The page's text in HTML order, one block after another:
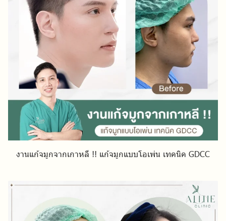
งานแก้จมูกจากเกาหลี !! แก้จมูกแบบโอเพ่น เทคนิค GDCC